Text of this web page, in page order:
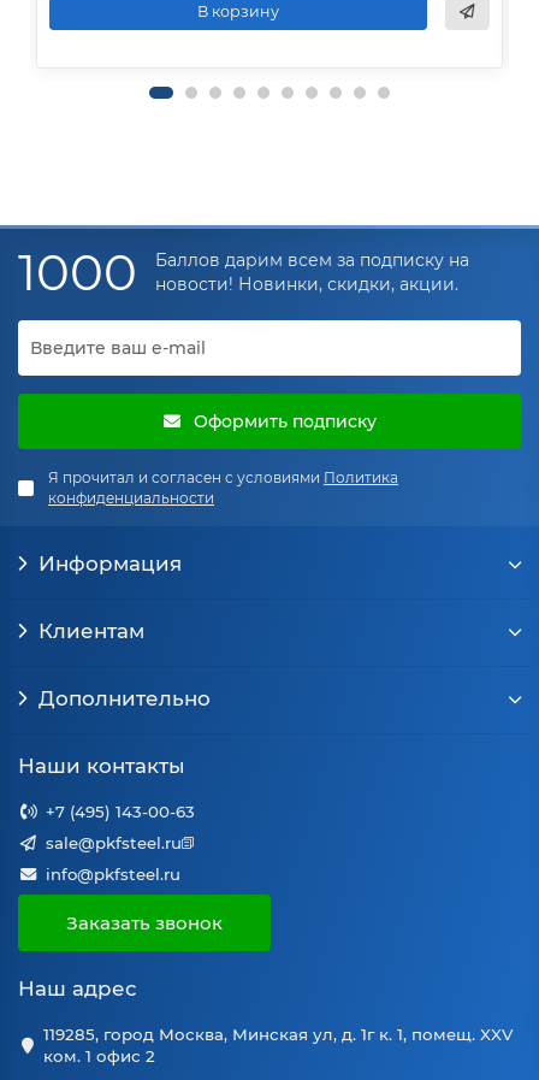
В корзину
1000
Баллов дарим всем за подписку на
новости! Новинки, скидки, акции.
Оформить подписку
Я прочитал и согласен с условиями Политика
конфиденциальности
Информация
Клиентам
Дополнительно
Наши контакты
+7 (495) 143-00-63
sale@pkfsteel.ru
info@pkfsteel.ru
Заказать звонок
Наш адрес
119285, город Москва, Минская ул, д. 1г к. 1, помещ. XXV
ком. 1 офис 2